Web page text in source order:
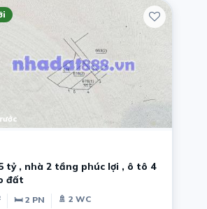
tỷ , nhà 2 tầng phúc lợi , ô tô 4
đất
🛏 2 PN
🚿 2 WC